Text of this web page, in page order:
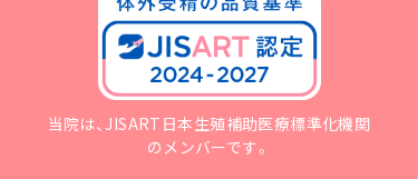
当院は、JISART日本生殖補助医療標準化機関
のメンバーです。